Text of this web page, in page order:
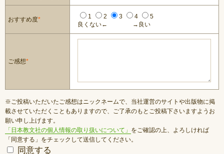
おすすめ度* 1 2 3 4
5
良くない←
→良い
ご感想*
※ご投稿いただいたご感想はニックネームで、当社運営のサイトや出版物に掲
載させていただくこともありますので、ご了承のもとご投稿下さいますようお
願い申し上げます。
「日本教文社の個人情報の取り扱いについて」 をご確認の上、よろしければ
「同意する」をチェックして送信してください。
同意する